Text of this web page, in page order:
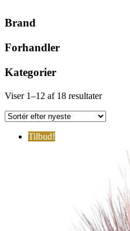
Brand
Forhandler
Kategorier
Viser 1–12 af 18 resultaterSorted
latest
Tilbud!